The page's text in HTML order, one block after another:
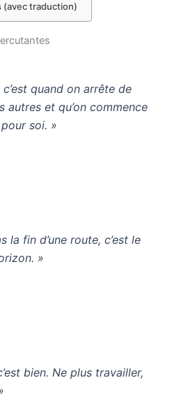
(avec traduction)
quand on arrête de
autres et qu’on commence
soi. »
la fin d’une route, c’est le
»
bien. Ne plus travailler,